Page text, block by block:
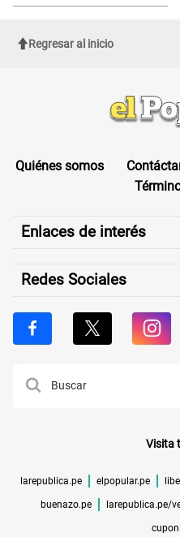
Regresar al inicio
Quiénes somos
Enlaces de interés
Redes Sociales
Visita
larepublica.pe elpopular.pe
buenazo.pe larepublica.pe/